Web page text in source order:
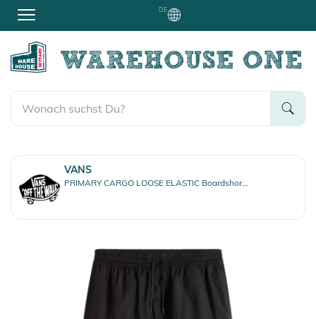
DE
VANS
PRIMARY CARGO LOOSE ELASTIC Boardshort black